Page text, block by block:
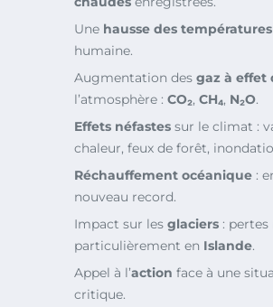
Une hausse des températures
humaine.
Augmentation des gaz à effet
l’atmosphère : CO₂, CH₄, N₂O.
Effets néfastes sur le climat :
chaleur, feux de forêt,
Réchauffement océanique :
nouveau record.
Impact sur les glaciers : pertes
particulièrement en Islande.
Appel à l’action face à une
critique.